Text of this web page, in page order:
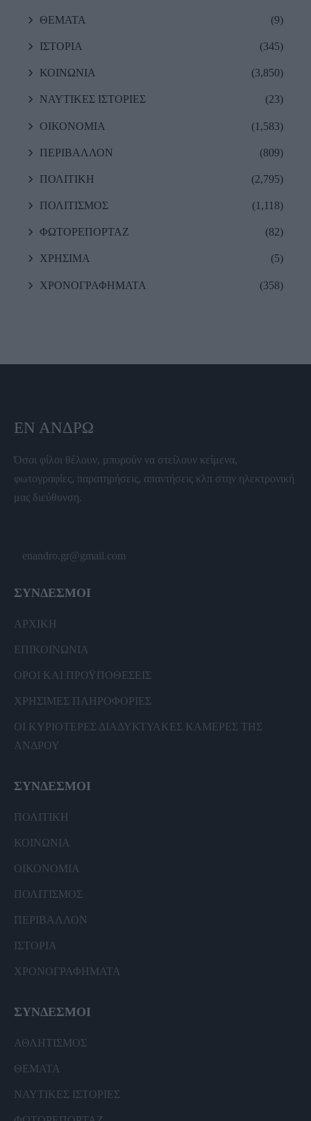
ΘΕΜΑΤΑ (9)
ΙΣΤΟΡΙΑ (345)
ΚΟΙΝΩΝΙΑ (3,850)
ΝΑΥΤΙΚΕΣ ΙΣΤΟΡΙΕΣ (23)
ΟΙΚΟΝΟΜΙΑ (1,583)
ΠΕΡΙΒΑΛΛΟΝ (809)
ΠΟΛΙΤΙΚΗ (2,795)
ΠΟΛΙΤΙΣΜΟΣ (1,118)
ΦΩΤΟΡΕΠΟΡΤΑΖ (82)
ΧΡΗΣΙΜΑ (5)
ΧΡΟΝΟΓΡΑΦΗΜΑΤΑ (358)
ΕΝ ΆΝΔΡΩ
Όσοι φίλοι θέλουν, μπορούν να στείλουν κείμενα,
φωτογραφίες, παρατηρήσεις, απαντήσεις κλπ στην ηλεκτρονική
μας διεύθυνση.
enandro.gr@gmail.com
ΣΥΝΔΕΣΜΟΙ
ΑΡΧΙΚΗ
ΕΠΙΚΟΙΝΩΝΙΑ
ΟΡΟΙ ΚΑΙ ΠΡΟΫΠΟΘΕΣΕΙΣ
ΧΡΗΣΙΜΕΣ ΠΛΗΡΟΦΟΡΙΕΣ
ΟΙ ΚΥΡΙΟΤΕΡΕΣ ΔΙΑΔΥΚΤΥΑΚΕΣ ΚΑΜΕΡΕΣ ΤΗΣ
ΑΝΔΡΟΥ
ΣΥΝΔΕΣΜΟΙ
ΠΟΛΙΤΙΚΗ
ΚΟΙΝΩΝΙΑ
ΟΙΚΟΝΟΜΙΑ
ΠΟΛΙΤΙΣΜΟΣ
ΠΕΡΙΒΑΛΛΟΝ
ΙΣΤΟΡΙΑ
ΧΡΟΝΟΓΡΑΦΗΜΑΤΑ
ΣΥΝΔΕΣΜΟΙ
ΑΘΛΗΤΙΣΜΟΣ
ΘΕΜΑΤΑ
ΝΑΥΤΙΚΕΣ ΙΣΤΟΡΙΕΣ